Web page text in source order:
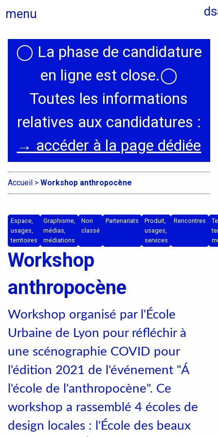
menu
Actualités
Candidatures
Graphisme, médias, médiations
Espace, Usages, Territoires
Textile, territoires, mutations
Catalogue de cours
International
Erasmus
Accueil des étrangers
Partir à l’étranger
Diplômes
◯ La phase de candidature
en ligne est close.◯
Toutes les informations
relatives aux candidatures :
→ accéder à la page dédiée
Accueil > Workshop anthropocène
Espace,
usages,
territoires
Graphisme,
médias,
médiations
Non
classé
Partenariats
Produit,
usages,
services
Rencontres
Workshop
anthropocène
Workshop organisé par l'École
Urbaine de Lyon pour réfléchir à
une scénographie COVID pour
l'édition 2021 de l'événement "Á
l'école de l'anthropocène". Ce
workshop a rassemblé 4 écoles de
design locales : l'École des beaux